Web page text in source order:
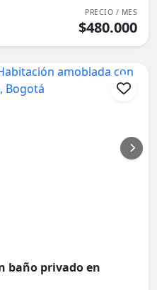
PRECIO / MES
$480.000
baño privado en